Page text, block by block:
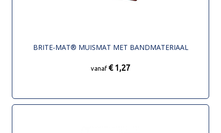
BRITE-MAT® MUISMAT MET BANDMATERIAAL
vanaf € 1,27